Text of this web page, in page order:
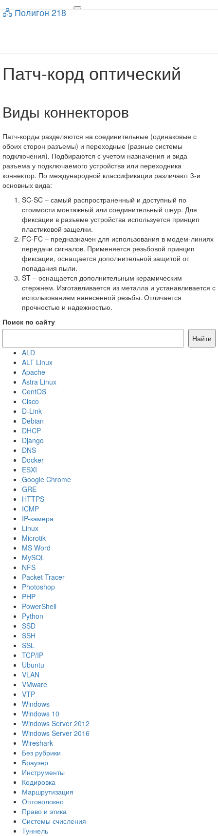
Toggle
🖧 Полигон 218
🖧 Полигон 218
Патч-
корд
Патч-корд оптический
Виды коннекторов
Патч-корды разделяются на соединительные (одинаковые с
обоих сторон разъемы) и переходные (разные системы
подключения). Подбираются с учетом назначения и вида
разъема у подключаемого устройства или переходника
коннектор. По международной классификации различают 3-и
основных вида:
SC-SC – самый распространенный и доступный по
стоимости монтажный или соединительный шнур. Для
фиксации в разъеме устройства используется принцип
пластиковой защелки.
FC-FC – предназначен для использования в модем-линиях
передачи сигналов. Применяется резьбовой принцип
фиксации, оснащается дополнительной защитой от
попадания пыли.
ST – оснащается дополнительным керамическим
стержнем. Изготавливается из металла и устанавливается с
использованием нанесенной резьбы. Отличается
прочностью и надежностью.
Поиск по сайту
Найти
ALD
ALT Linux
Apache
Astra Linux
CentOS
Cisco
D-Link
Debian
DHCP
Django
DNS
Docker
ESXI
Google Chrome
GRE
HTTPS
ICMP
IP-камера
Linux
Microtik
MS Word
MySQL
NFS
Packet Tracer
Photoshop
PHP
PowerShell
Python
SSD
SSH
SSL
TCP/IP
Ubuntu
VLAN
VMware
VTP
Windows
Windows 10
Windows Server 2012
Windows Server 2016
Wireshark
Без рубрики
Браузер
Инструменты
Кодировка
Маршрутизация
Оптоволокно
Право и этика
Системы счисления
Туннель